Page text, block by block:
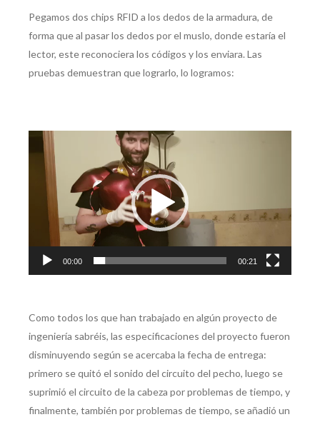
Pegamos dos chips RFID a los dedos de la armadura, de
forma que al pasar los dedos por el muslo, donde estaría el
lector, este reconociera los códigos y los enviara. Las
pruebas demuestran que lograrlo, lo logramos:
Reproductor
de
vídeo
00:00 00:21
Como todos los que han trabajado en algún proyecto de
ingeniería sabréis, las especificaciones del proyecto fueron
disminuyendo según se acercaba la fecha de entrega:
primero se quitó el sonido del circuito del pecho, luego se
suprimió el circuito de la cabeza por problemas de tiempo, y
finalmente, también por problemas de tiempo, se añadió un